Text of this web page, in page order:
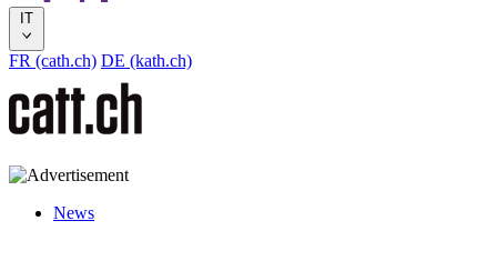
IT
FR (cath.ch) DE (kath.ch)
News